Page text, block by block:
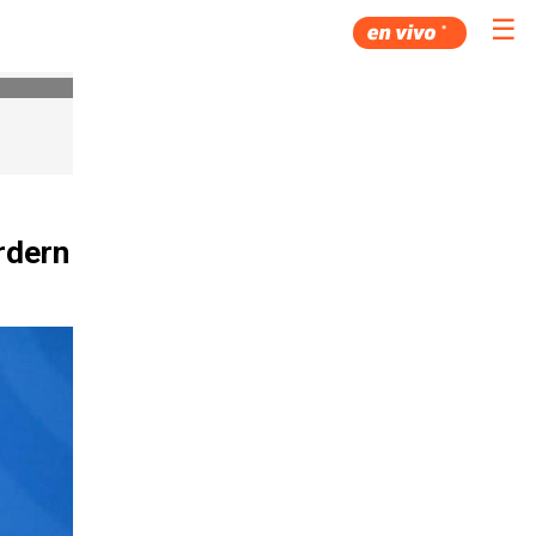
☰